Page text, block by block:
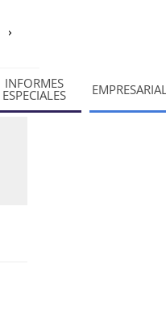
INFORMES
ESPECIALES